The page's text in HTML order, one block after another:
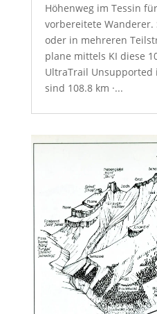
Höhenweg im Tessin
vorbereitete Wanderer.
oder in mehreren
plane mittels KI diese
UltraTrail Unsupported
sind 108.8 km ·...